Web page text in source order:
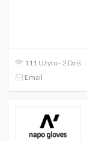
111 Użyto - 2 Dziś
Email